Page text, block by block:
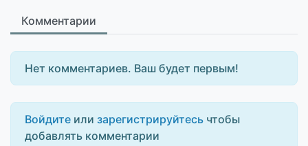
Комментарии
Нет комментариев. Ваш будет первым!
Войдите или зарегистрируйтесь чтобы
добавлять комментарии